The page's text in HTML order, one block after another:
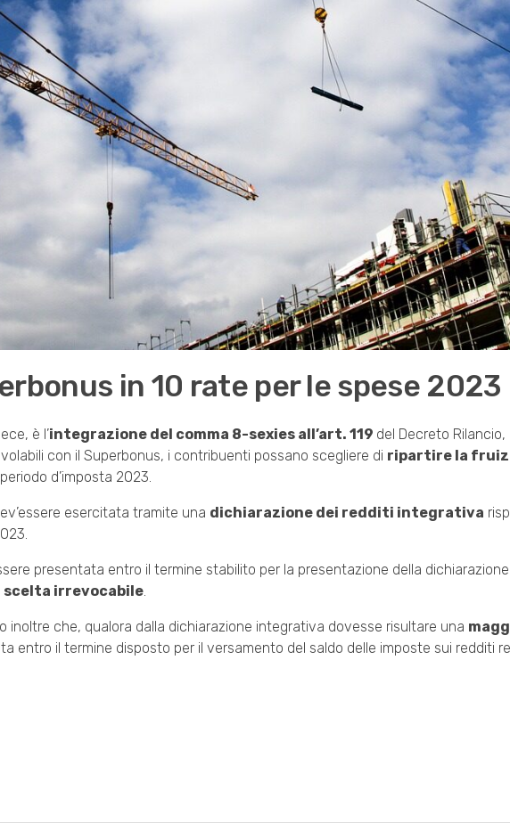
in 10 rate per le spese 2023
è l’integrazione del comma 8-sexies all’art. 119 del Decreto
con il Superbonus, i contribuenti possano scegliere di ripartire la
d’imposta 2023.
esercitata tramite una dichiarazione dei redditi integrativa
presentata entro il termine stabilito per la presentazione della
scelta irrevocabile
inoltre che, qualora dalla dichiarazione integrativa dovesse risultare una
entro il termine disposto per il versamento del saldo delle imposte sui redditi